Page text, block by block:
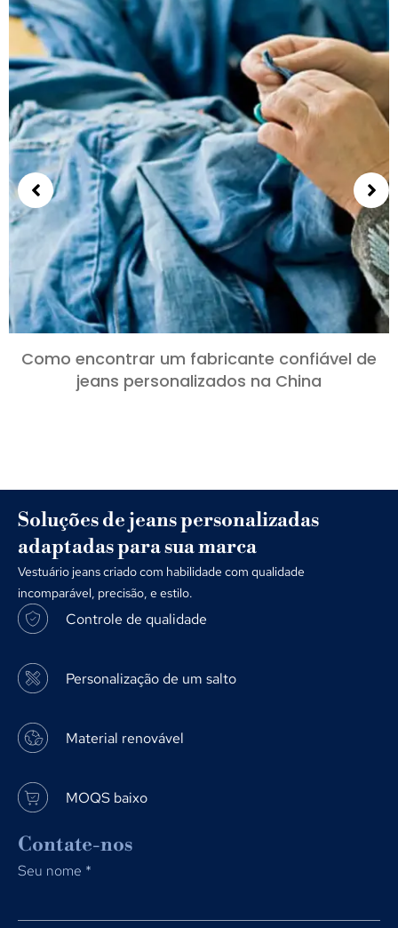
Como encontrar um fabricante confiável de
jeans personalizados na China
Soluções de jeans personalizadas
adaptadas para sua marca
Vestuário jeans criado com habilidade com qualidade
incomparável, precisão, e estilo.
Controle de qualidade
Personalização de um salto
Material renovável
MOQS baixo
Contate-nos
Seu nome *